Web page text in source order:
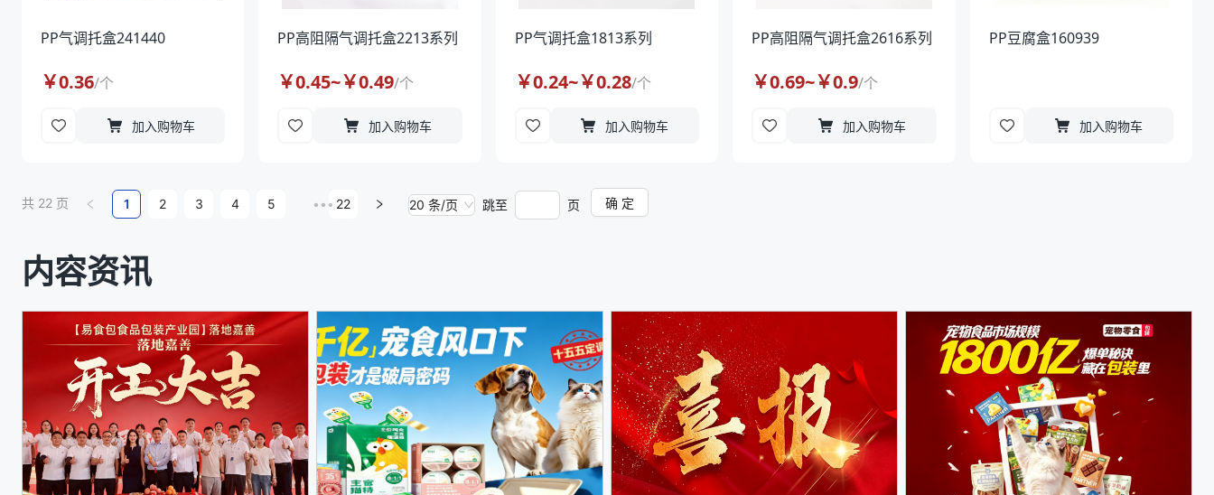
PP气调托盒241440
￥0.36/个
加入购物车
PP高阻隔气调托盒2213系列
￥0.45~￥0.49/个
加入购物车
PP气调托盒1813系列
￥0.24~￥0.28/个
加入购物车
PP高阻隔气调托盒2616系列
￥0.69~￥0.9/个
加入购物车
PP豆腐盒160939
加入购物车
共 22 页 1 2 3 4 5 ••• 22 20 条/页 跳至 页 确 定
内容资讯